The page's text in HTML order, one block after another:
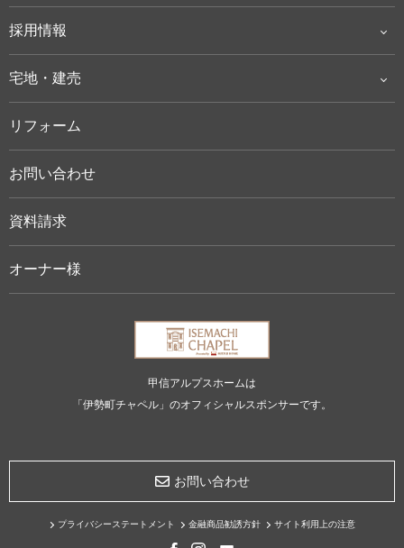
採用情報
宅地・建売
リフォーム
お問い合わせ
資料請求
オーナー様
甲信アルプスホームは
「伊勢町チャペル」のオフィシャルスポンサーです。
お問い合わせ
プライバシーステートメント 金融商品勧誘方針 サイト利用上の注意